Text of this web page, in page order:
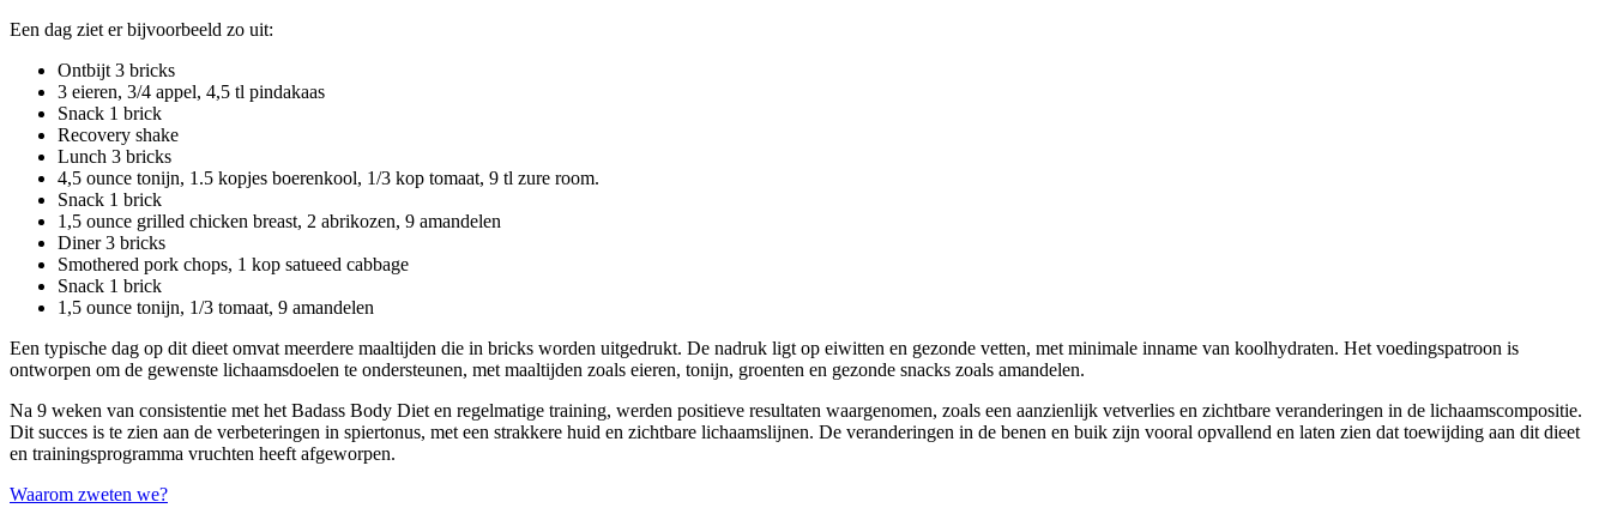
Een dag ziet er bijvoorbeeld zo uit:
Ontbijt 3 bricks
3 eieren, 3/4 appel, 4,5 tl pindakaas
Snack 1 brick
Recovery shake
Lunch 3 bricks
4,5 ounce tonijn, 1.5 kopjes boerenkool, 1/3 kop tomaat, 9 tl zure room.
Snack 1 brick
1,5 ounce grilled chicken breast, 2 abrikozen, 9 amandelen
Diner 3 bricks
Smothered pork chops, 1 kop satueed cabbage
Snack 1 brick
1,5 ounce tonijn, 1/3 tomaat, 9 amandelen
Een typische dag op dit dieet omvat meerdere maaltijden die in bricks worden uitgedrukt. De nadruk ligt op eiwitten en gezonde vetten, met minimale inname van koolhydraten. Het voedingspatroon is
ontworpen om de gewenste lichaamsdoelen te ondersteunen, met maaltijden zoals eieren, tonijn, groenten en gezonde snacks zoals amandelen.
Na 9 weken van consistentie met het Badass Body Diet en regelmatige training, werden positieve resultaten waargenomen, zoals een aanzienlijk vetverlies en zichtbare veranderingen in de lichaamscompositie.
Dit succes is te zien aan de verbeteringen in spiertonus, met een strakkere huid en zichtbare lichaamslijnen. De veranderingen in de benen en buik zijn vooral opvallend en laten zien dat toewijding aan dit dieet
en trainingsprogramma vruchten heeft afgeworpen.
Bericht
Waarom zweten we?